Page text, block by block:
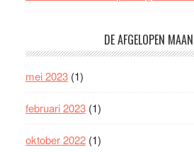
DE AFGELOPEN
mei 2023(1)
februari 2023(1)
oktober 2022(1)